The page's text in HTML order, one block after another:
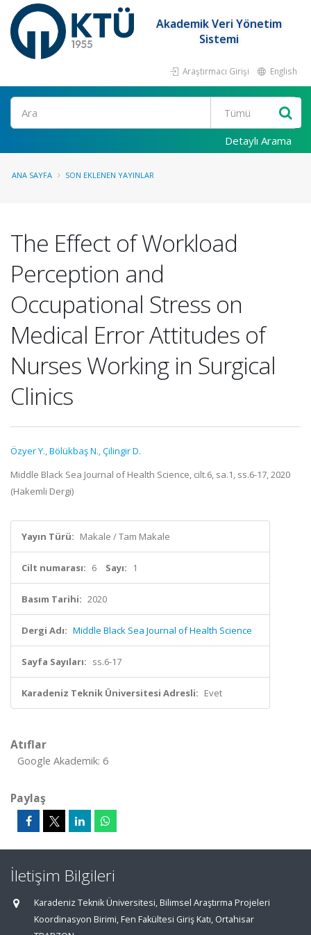
Akademik Veri Yönetim
Sistemi
Araştırmacı Girişi English
Ara
Detaylı Arama
ANA SAYFA SON EKLENEN YAYINLAR
The Effect of Workload
Perception and
Occupational Stress on
Medical Error Attitudes of
Nurses Working in Surgical
Clinics
Özyer Y.,Bölükbaş N.,Çilingir D.
Middle Black Sea Journal of Health Science, cilt.6, sa.1, ss.6-17, 2020
(Hakemli Dergi)
Yayın Türü: Makale / Tam Makale
Cilt numarası: 6 Sayı: 1
Basım Tarihi: 2020
Dergi Adı: Middle Black Sea Journal of Health Science
Sayfa Sayıları: ss.6-17
Karadeniz Teknik Üniversitesi Adresli: Evet
Atıflar
Google Akademik: 6
Paylaş
İletişim Bilgileri
Karadeniz Teknik Üniversitesi, Bilimsel Araştırma Projeleri
Koordinasyon Birimi, Fen Fakültesi Giriş Katı, Ortahisar